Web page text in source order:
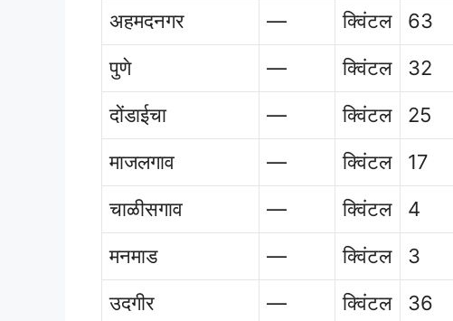
अहमदनगर
— क्विंटल 63
पुणे
— क्विंटल 32
दोंडाईचा
— क्विंटल 25
माजलगाव
— क्विंटल 17
चाळीसगाव
— क्विंटल 4
मनमाड
— क्विंटल 3
उदगीर
— क्विंटल 36